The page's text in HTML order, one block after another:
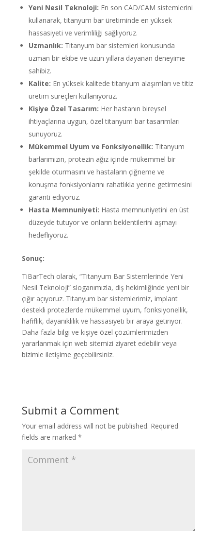
Yeni Nesil Teknoloji: En son CAD/CAM sistemlerini
kullanarak, titanyum bar üretiminde en yüksek
hassasiyeti ve verimliliği sağlıyoruz.
Uzmanlık: Titanyum bar sistemleri konusunda
uzman bir ekibe ve uzun yıllara dayanan deneyime
sahibiz.
Kalite: En yüksek kalitede titanyum alaşımları ve titiz
üretim süreçleri kullanıyoruz.
Kişiye Özel Tasarım: Her hastanın bireysel
ihtiyaçlarına uygun, özel titanyum bar tasarımları
sunuyoruz.
Mükemmel Uyum ve Fonksiyonellik: Titanyum
barlarımızın, protezin ağız içinde mükemmel bir
şekilde oturmasını ve hastaların çiğneme ve
konuşma fonksiyonlarını rahatlıkla yerine getirmesini
garanti ediyoruz.
Hasta Memnuniyeti: Hasta memnuniyetini en üst
düzeyde tutuyor ve onların beklentilerini aşmayı
hedefliyoruz.
Sonuç:
TiBarTech olarak, “Titanyum Bar Sistemlerinde Yeni
Nesil Teknoloji” sloganımızla, diş hekimliğinde yeni bir
çığır açıyoruz. Titanyum bar sistemlerimiz, implant
destekli protezlerde mükemmel uyum, fonksiyonellik,
hafiflik, dayanıklılık ve hassasiyeti bir araya getiriyor.
Daha fazla bilgi ve kişiye özel çözümlerimizden
yararlanmak için web sitemizi ziyaret edebilir veya
bizimle iletişime geçebilirsiniz.
Submit a Comment
Your email address will not be published. Required
fields are marked *